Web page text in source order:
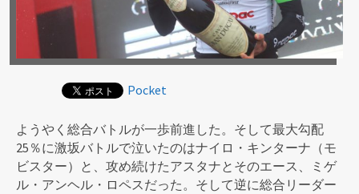
Pocket
ようやく総合バトルが一歩前進した。そして最大勾配
25％に激坂バトルで泣いたのはナイロ・キンターナ（モ
ビスター）と、攻め続けたアスタナとそのエース、ミゲ
ル・アンヘル・ロペスだった。そして逆に総合リーダー